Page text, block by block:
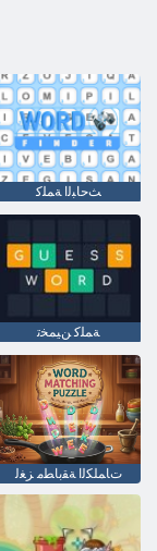
ﺚﺣﺎﺒﻟﺍ ﺔﻤﻠﻛ
ﺔﻤﻠﻛ ﻦﻴﻤﺨﺗ
ﺕﺎﻤﻠﻜﻟﺍ ﺔﻘﺑﺎﻄﻣ ﺰﻐﻟ